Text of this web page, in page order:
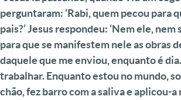
perguntaram: ‘Rabi, quem pecou para
pais?’ Jesus respondeu: ‘Nem ele,
para que se manifestem nele as obras
daquele que me enviou, enquanto é
trabalhar. Enquanto estou no mundo,
chão, fez barro com a saliva e aplicou-